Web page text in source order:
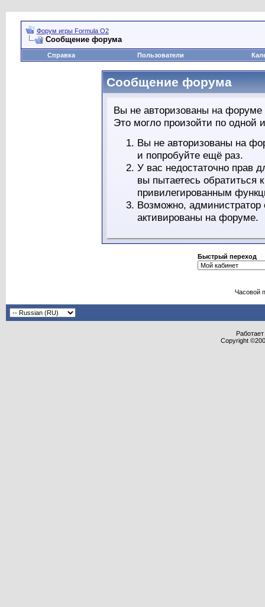
Форум игры Formula O2
Сообщение форума
Справка Пользователи
Сообщение форума
Вы не авторизованы на форуме
Это могло произойти по одной
Вы не авторизованы на
и попробуйте ещё раз.
У вас недостаточно прав
вы пытаетесь обратиться
привилегированным
Возможно,
активированы на форуме.
Быстрый переход
Часовой
Copyright